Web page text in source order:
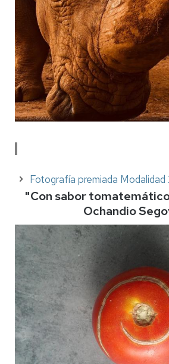
Fotografía premiada Modalidad
"Con sabor
Ochandio